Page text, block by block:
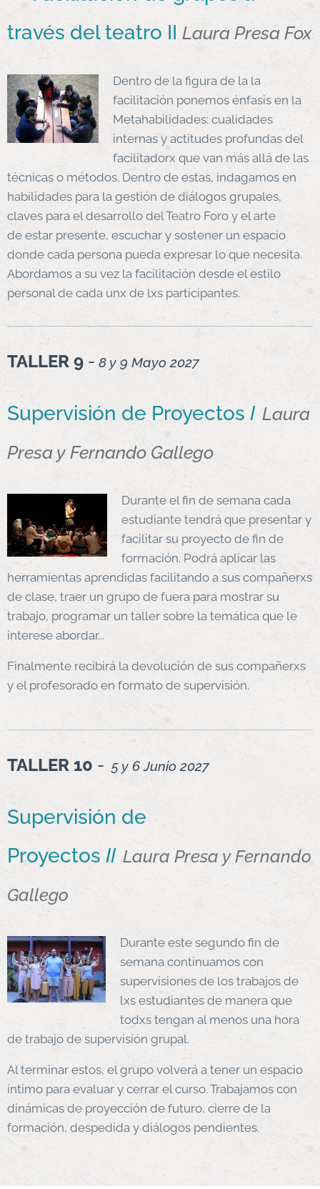
través del teatro II Laura Presa Fox
Dentro de la figura de la la
facilitación ponemos énfasis en la
Metahabilidades: cualidades
internas y actitudes profundas del
facilitadorx que van más allá de las
técnicas o métodos. Dentro de estas, indagamos en
habilidades para la gestión de diálogos grupales,
claves para el desarrollo del Teatro Foro y el arte
de estar presente, escuchar y sostener un espacio
donde cada persona pueda expresar lo que necesita.
Abordamos a su vez la facilitación desde el estilo
personal de cada unx de lxs participantes.
TALLER 9 - 8 y 9 Mayo 2027
Supervisión de Proyectos I Laura
Presa y Fernando Gallego
Durante el fin de semana cada
estudiante tendrá que presentar y
facilitar su proyecto de fin de
formación. Podrá aplicar las
herramientas aprendidas facilitando a sus compañerxs
de clase, traer un grupo de fuera para mostrar su
trabajo, programar un taller sobre la temática que le
interese abordar...
Finalmente recibirá la devolución de sus compañerxs
y el profesorado en formato de supervisión.
TALLER 10 - 5 y 6 Junio 2027
Supervisión de
Proyectos II Laura Presa y Fernando
Gallego
Durante este segundo fin de
semana continuamos con
supervisiones de los trabajos de
lxs estudiantes de manera que
todxs tengan al menos una hora
de trabajo de supervisión grupal.
Al terminar estos, el grupo volverá a tener un espacio
íntimo para evaluar y cerrar el curso. Trabajamos con
dinámicas de proyección de futuro, cierre de la
formación, despedida y diálogos pendientes.